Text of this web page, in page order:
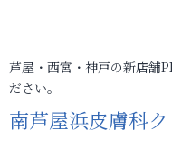
芦屋・西宮・神戸の新店舗
ださい。
南芦屋浜皮膚科